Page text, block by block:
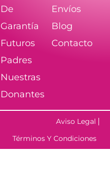
De
Garantía
Futuros
Padres
Nuestras
Donantes
Envíos
Blog
Contacto
Aviso Legal
Términos Y Condiciones